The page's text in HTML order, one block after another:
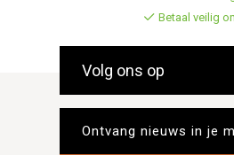
Betaal veilig
Volg ons op